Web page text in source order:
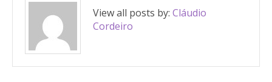
View all posts by: Cláudio
Cordeiro